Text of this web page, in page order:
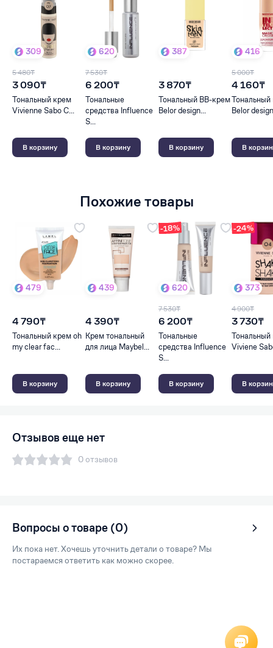
309
5 480₸
3 090₸
Тональный крем
Vivienne Sabo C...
В корзину
620
7 530₸
6 200₸
Тональные
средства Influence
S...
В корзину
387
3 870₸
Тональный BB-крем
Belor design...
В корзину
416
5 000₸
4 160₸
Тональный
Belor
В
Похожие товары
479
4 790₸
Тональный крем oh
my clear fac...
В корзину
439
4 390₸
Крем тональный
для лица Maybel...
В корзину
-18%
620
7 530₸
6 200₸
Тональные
средства Influence
S...
В корзину
-24%
373
4 900₸
3 730₸
Тональный
Viviene
В
Отзывов еще нет
0 отзывов
Вопросы о товаре (0)
Их пока нет. Хочешь уточнить детали о товаре? Мы
постараемся ответить как можно скорее.